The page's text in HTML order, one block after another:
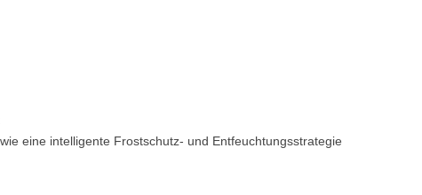
eine intelligente Frostschutz- und Entfeuchtungsstrategie